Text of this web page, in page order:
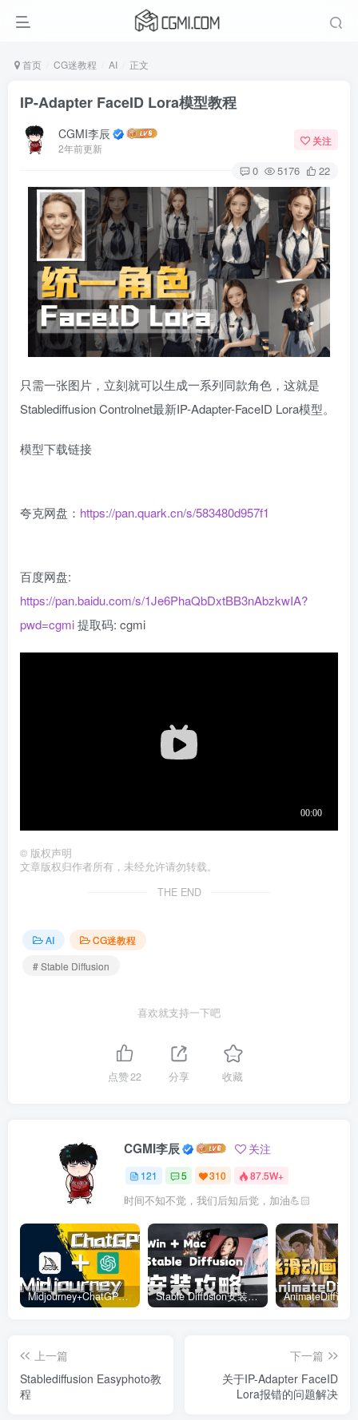
首页 CG迷教程 AI 正文
IP-Adapter FaceID Lora模型教程
CGMI李辰
2年前更新
关注
0 5176 22
只需一张图片，立刻就可以生成一系列同款角色，这就是
Stablediffusion Controlnet最新IP-Adapter-FaceID Lora模型。
模型下载链接
夸克网盘： https://pan.quark.cn/s/583480d957f1
百度网盘:
https://pan.baidu.com/s/1Je6PhaQbDxtBB3nAbzkwIA?
pwd=cgmi提取码: cgmi
© 版权声明
文章版权归作者所有，未经允许请勿转载。
THE END
AI
CG迷教程
# Stable Diffusion
喜欢就支持一下吧
点赞22 分享 收藏
CGMI李辰 关注
121 5 310 87.5W+
时间不知不觉，我们后知后觉，加油💪🏻
Midjourney+ChatGPT精准控制关键词 Stable Diffusion安装教程
上一篇
Stablediffusion Easyphoto教
程
下一篇
关于IP-Adapter FaceID
Lora报错的问题解决